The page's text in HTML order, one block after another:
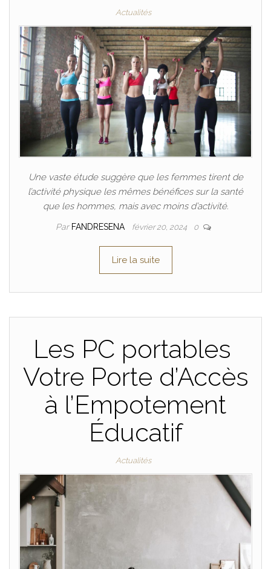
Actualités
Une vaste étude suggère que les femmes tirent de
l’activité physique les mêmes bénéfices sur la santé
que les hommes, mais avec moins d’activité.
Par FANDRESENA février 20, 2024 0
Lire la suite
Les PC portables
Votre Porte d’Accès
à l’Empotement
Éducatif
Actualités